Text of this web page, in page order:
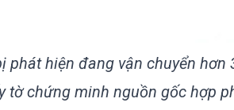
phát hiện đang vận chuyển hơn
tờ chứng minh nguồn gốc hợp